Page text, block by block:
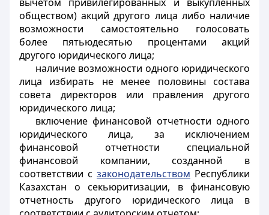
обществом) акций другого лица либо наличие
возможности самостоятельно голосовать
более пятьюдесятью процентами акций
другого юридического лица;
наличие возможности одного юридического
лица избирать не менее половины состава
совета директоров или правления другого
юридического лица;
включение финансовой отчетности одного
юридического лица, за исключением
финансовой отчетности специальной
финансовой компании, созданной в
соответствии с законодательством Республики
Казахстан о секьюритизации, в финансовую
отчетность другого юридического лица в